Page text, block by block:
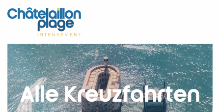
Aller
au
principal
Startseite - DE
Entdecken Sie
Aktivitäten
Zu leben
Alle Kreuzfahrten